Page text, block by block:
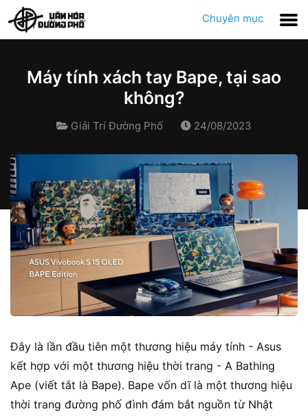
Chuyên mục
Máy tính xách tay Bape, tại sao
không?
Giải Trí Đường Phố 24/08/2023
Đây là lần đầu tiên một thương hiệu máy tính - Asus
kết hợp với một thương hiệu thời trang - A Bathing
Ape (viết tắt là Bape). Bape vốn dĩ là một thương hiệu
thời trang đường phố đình đám bắt nguồn từ Nhật